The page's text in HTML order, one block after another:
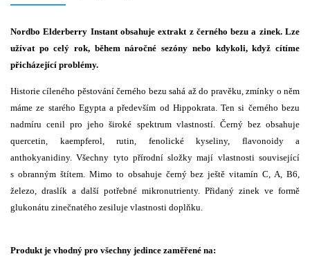
Nordbo Elderberry Instant obsahuje extrakt z černého bezu a zinek. Lze
užívat po celý rok, během náročné sezóny nebo kdykoli, když cítíme
přicházející problémy.
Historie cíleného pěstování černého bezu sahá až do pravěku, zmínky o něm
máme ze starého Egypta a především od Hippokrata. Ten si černého bezu
nadmíru cenil pro jeho široké spektrum vlastností. Černý bez obsahuje
quercetin, kaempferol, rutin, fenolické kyseliny, flavonoidy a
anthokyanidiny. Všechny tyto přírodní složky mají vlastnosti související
s obranným štítem. Mimo to obsahuje černý bez ještě vitamín C, A, B6,
železo, draslík a další potřebné mikronutrienty. Přidaný zinek ve formě
glukonátu zinečnatého zesiluje vlastnosti doplňku.
Produkt je vhodný pro všechny jedince zaměřené na: